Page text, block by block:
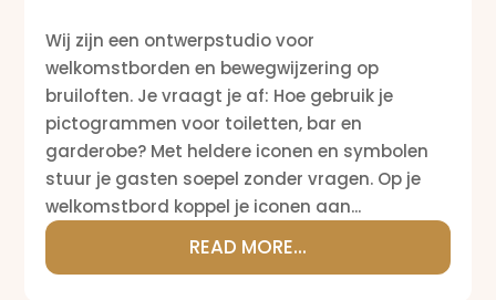
Wij zijn een ontwerpstudio voor
welkomstborden en bewegwijzering op
bruiloften. Je vraagt je af: Hoe gebruik je
pictogrammen voor toiletten, bar en
garderobe? Met heldere iconen en symbolen
stuur je gasten soepel zonder vragen. Op je
welkomstbord koppel je iconen aan...
READ MORE...